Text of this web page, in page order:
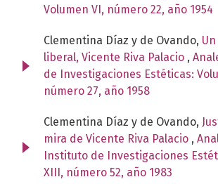
Volumen VI, número 22, año 1954
Clementina Díaz y de Ovando,
liberal, Vicente Riva Palacio ,
de Investigaciones Estéticas:
número 27, año 1958
Clementina Díaz y de Ovando,
mira de Vicente Riva Palacio ,
Instituto de Investigaciones
XIII, número 52, año 1983